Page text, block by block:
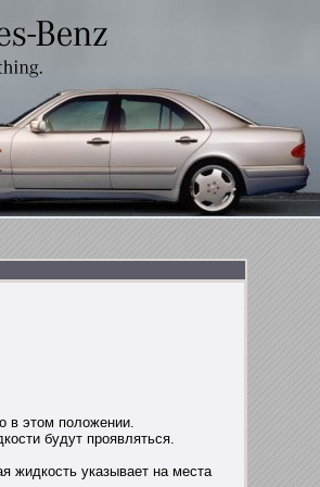
в этом положении.
будут проявляться.
жидкость указывает на места